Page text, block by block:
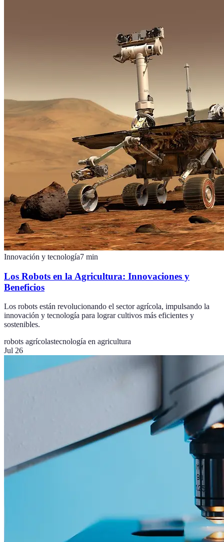
Innovación y tecnología7 min
Los Robots en la Agricultura: Innovaciones y
Beneficios
Los robots están revolucionando el sector agrícola, impulsando la
innovación y tecnología para lograr cultivos más eficientes y
sostenibles.
robots agrícolastecnología en agricultura
Jul 26